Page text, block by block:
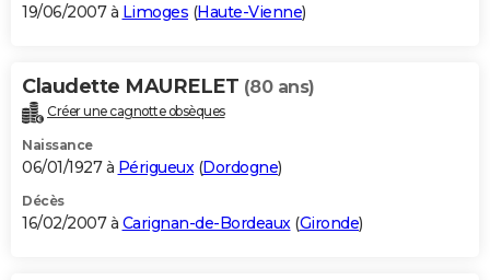
19/06/2007 à Limoges (Haute-Vienne)
Claudette MAURELET (80 ans)
Créer une cagnotte obsèques
Naissance
06/01/1927 à Périgueux(Dordogne)
Décès
16/02/2007 à Carignan-de-Bordeaux(Gironde)